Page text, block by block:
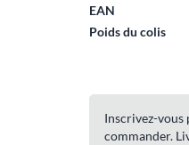
EAN
Poids du colis
Inscrivez-vous
commander.